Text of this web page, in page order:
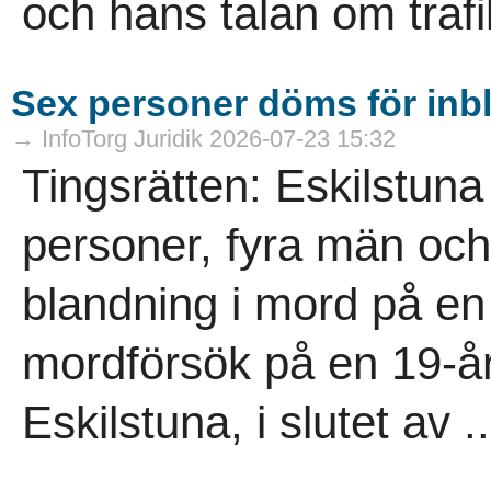
och hans talan om
Sex personer döms för
→ InfoTorg Juridik 2026-07-23 15:32
Tingsrätten:
personer, fyra män
blandning i mord på
mordförsök på en 19-
Eskilstuna, i slutet av ..